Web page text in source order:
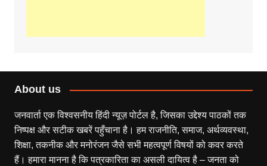
About us
जनवार्ता एक विश्वसनीय हिंदी न्यूज़ पोर्टल है, जिसका उद्देश्य पाठकों तक
निष्पक्ष और सटीक खबरें पहुँचाना है। हम राजनीति, समाज, अर्थव्यवस्था,
शिक्षा, तकनीक और मनोरंजन जैसे सभी महत्वपूर्ण विषयों को कवर करते
हैं। हमारा मानना है कि पत्रकारिता का असली दायित्व है – जनता को